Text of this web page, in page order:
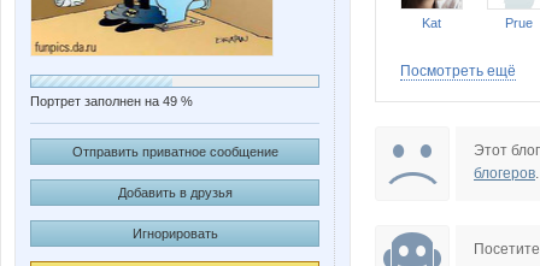
Портрет заполнен на 49 %
Отправить приватное сообщение
Добавить в друзья
Игнорировать
Kat Prue
Смотря
Посмотреть ещё
Этот
блогеров.